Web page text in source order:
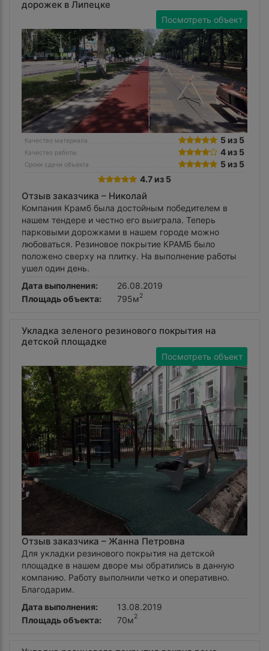
дорожек в Липецке
Посмотреть объект
Качество материала 5 из 5
Качество работы 4 из 5
Сроки сдачи объекта
5 из 5
4.7 из 5
Отзыв заказчика – Николай
Компания Крамб была достойным победителем в
нашем тендере и честно его выиграла. Теперь
парковыми дорожками в нашем городе можно
любоваться. Резиновое покрытие КРАМБ было
положено сверху на плитку. На выполнение работы
ушел один день.
Дата выполнения:
26.08.2019
Площадь объекта:
795м2
Укладка зеленого резинового покрытия на
детской площадке
Посмотреть объект
Отзыв заказчика – Жанна Петровна
Для укладки резинового покрытия на детской
площадке в нашем дворе мы обратились в данную
компанию. Работу выполнили четко и оперативно.
Благодарим.
Дата выполнения:
13.08.2019
Площадь объекта:
70м2